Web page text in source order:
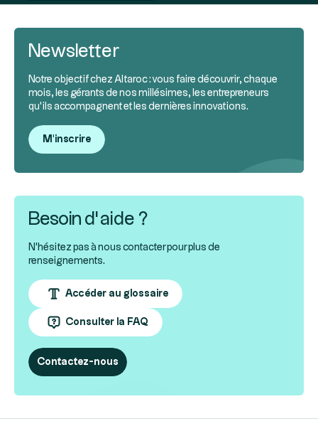
Newsletter
Notre objectif chez Altaroc : vous faire découvrir, chaque
mois, les gérants de nos millésimes, les entrepreneurs
qu’ils accompagnent et les dernières innovations.
M'inscrire
Besoin d’aide ?
N'hésitez pas à nous contacter pour plus de
renseignements.
Accéder au glossaire
Consulter la FAQ
Contactez-nous